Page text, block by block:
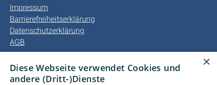
Impressum
Barrierefreiheitserklärung
Datenschutzerklärung
AGB
Unsere Bereiche
Privatkunden
×
Diese Webseite verwendet Cookies und
andere (Dritt-)Dienste